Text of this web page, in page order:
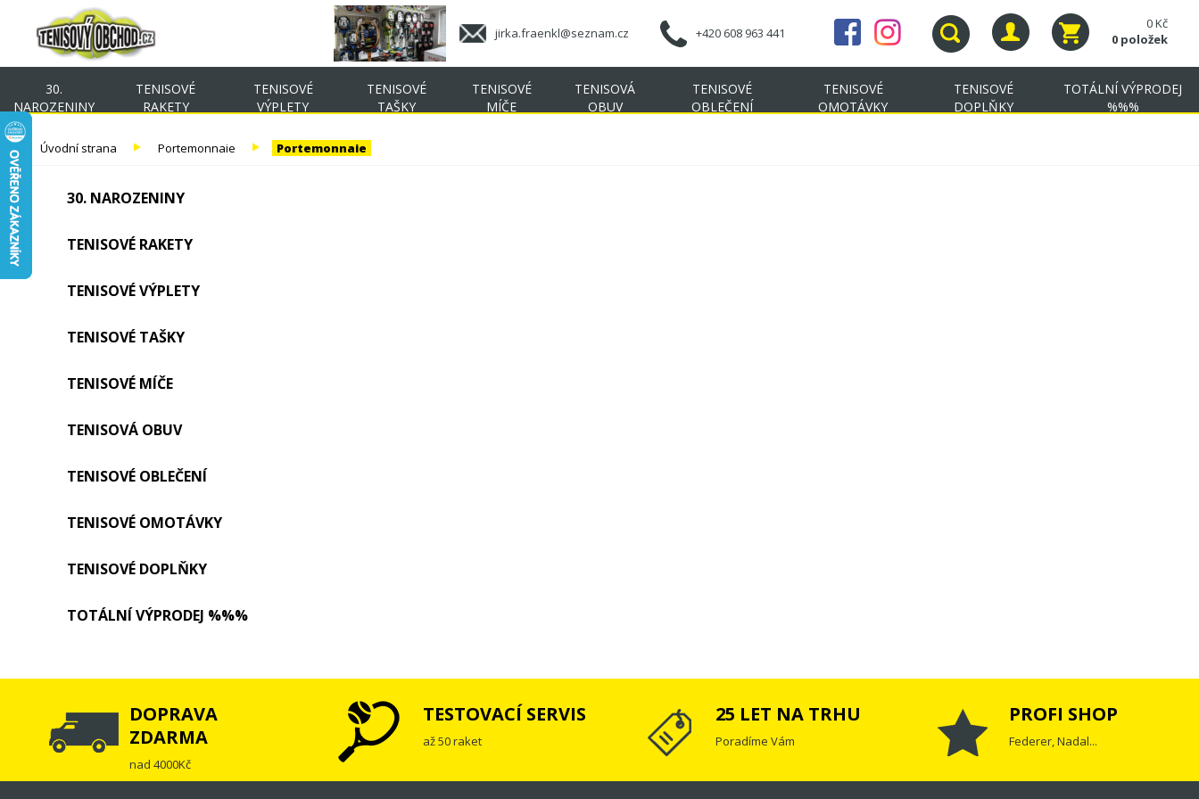
jirka.fraenkl@seznam.cz +420 608 963 441
0 Kč
0 položek
30.
NAROZENINY
TENISOVÉ
RAKETY
TENISOVÉ
VÝPLETY
TENISOVÉ
TAŠKY
TENISOVÉ
MÍČE
TENISOVÁ
OBUV
TENISOVÉ
OBLEČENÍ
TENISOVÉ
OMOTÁVKY
TENISOVÉ
DOPLŇKY
TOTÁLNÍ VÝPRODEJ
%%%
Úvodní strana Portemonnaie Portemonnaie
30. NAROZENINY
TENISOVÉ RAKETY
TENISOVÉ VÝPLETY
TENISOVÉ TAŠKY
TENISOVÉ MÍČE
TENISOVÁ OBUV
TENISOVÉ OBLEČENÍ
TENISOVÉ OMOTÁVKY
TENISOVÉ DOPLŇKY
TOTÁLNÍ VÝPRODEJ %%%
DOPRAVA
ZDARMA
nad 4000Kč
TESTOVACÍ SERVIS
až 50 raket
25 LET NA TRHU
Poradíme Vám
PROFI SHOP
Federer, Nadal...